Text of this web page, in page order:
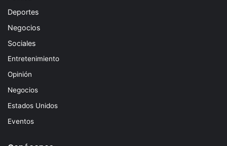
Deportes
Negocios
Sociales
Entretenimiento
Opinión
Negocios
Estados Unidos
Eventos